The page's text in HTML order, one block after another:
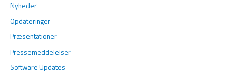
Nyheder
Opdateringer
Præsentationer
Pressemeddelelser
Software Updates